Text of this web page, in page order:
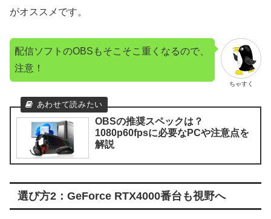
がオススメです。
ちゃすく
配信ソフトのOBSもそこそこ重くなるので、
注意！
OBSの推奨スペックは？
1080p60fpsに必要なPCや注意点を
解説
選び方2：GeForce RTX4000番台も視野へ